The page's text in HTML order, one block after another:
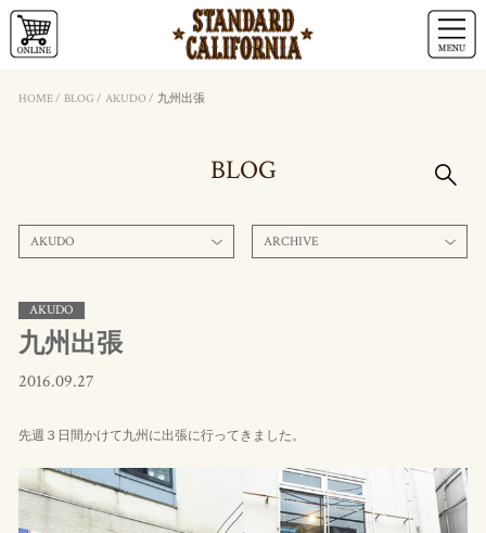
HOME/ BLOG / AKUDO/ 九州出張
BLOG
AKUDO ARCHIVE
AKUDO
九州出張
2016.09.27
先週３日間かけて九州に出張に行ってきました。